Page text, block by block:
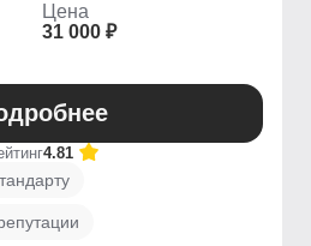
Цена
31 000 ₽
4.81